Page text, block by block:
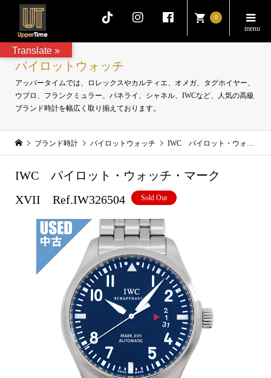
0
パイロットウォッチ
アッパータイムでは、ロレックスやカルティエ、オメガ、タグホイヤー、
ウブロ、フランクミュラー、パネライ、シャネル、IWCなど、人気の高級
ブランド時計を幅広く取り揃えております。
ブランド時計 パイロットウォッチ IWC パイロット・ウォッチ・マークXVII Ref.IW326504
IWC パイロット・ウォッチ・マーク
XVII Ref.IW326504
Sold Out
Translate »